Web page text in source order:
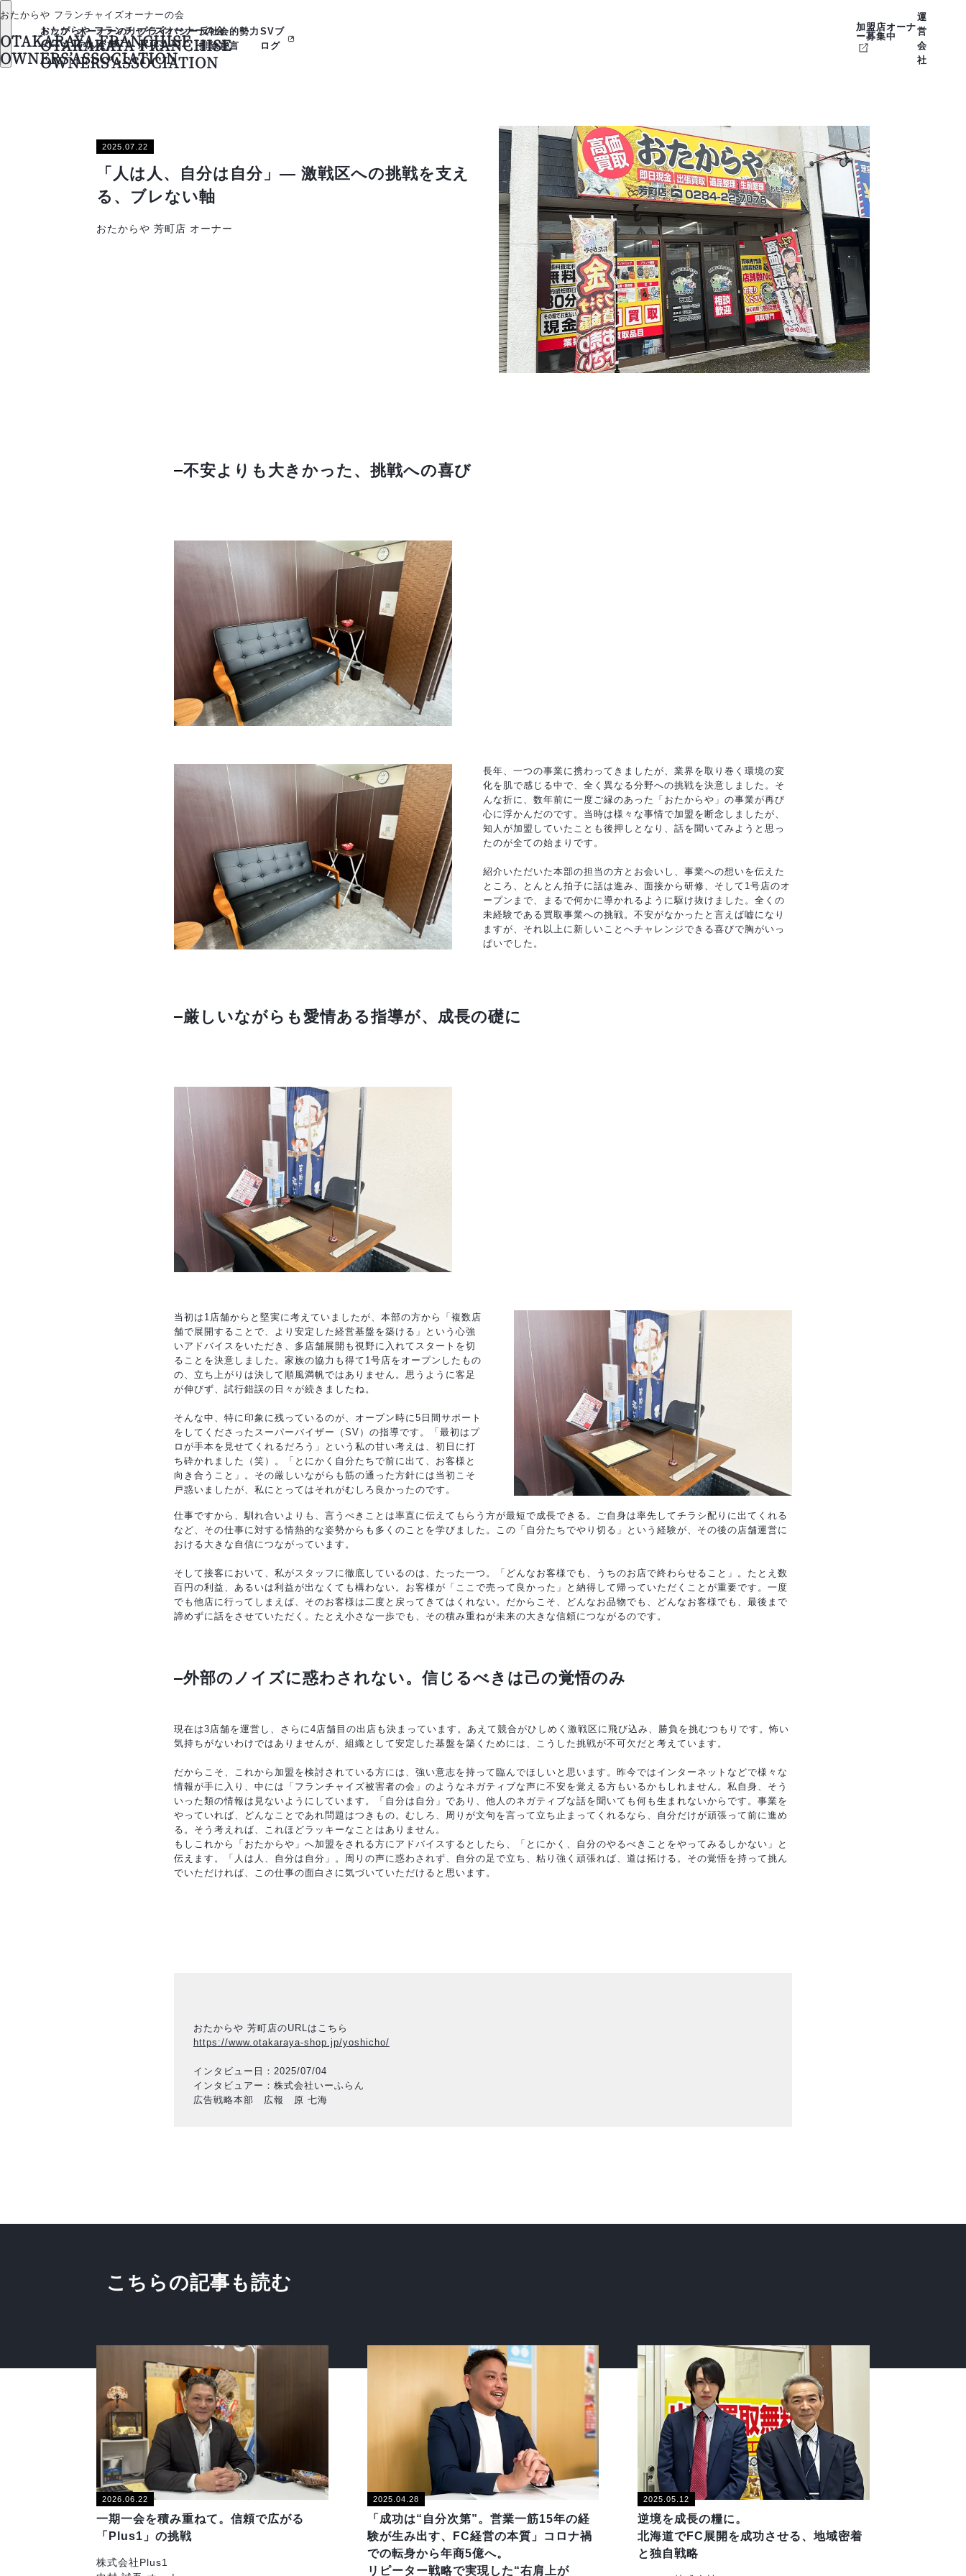
おたからや フランチャイズオーナーの会
OTAKARAYA FRANCHISE
OWNERS’ASSOCIATION
おたからや フランチャイズオーナーの会
OTAKARAYA FRANCHISE
OWNERS’ASSOCIATION
トップ
ページ
オーナーのリ
アルな声
プライバシー
ポリシー
反社会的勢力
排除宣言
SVブ
ログ
加盟店オーナ
ー募集中
運
営
会
社
2025.07.22
「人は人、自分は自分」― 激戦区への挑戦を支え
る、ブレない軸
おたからや 芳町店 オーナー
不安よりも大きかった、挑戦への喜び
長年、一つの事業に携わってきましたが、業界を取り巻く環境の変
化を肌で感じる中で、全く異なる分野への挑戦を決意しました。そ
んな折に、数年前に一度ご縁のあった「おたからや」の事業が再び
心に浮かんだのです。当時は様々な事情で加盟を断念しましたが、
知人が加盟していたことも後押しとなり、話を聞いてみようと思っ
たのが全ての始まりです。
紹介いただいた本部の担当の方とお会いし、事業への想いを伝えた
ところ、とんとん拍子に話は進み、面接から研修、そして1号店のオ
ープンまで、まるで何かに導かれるように駆け抜けました。全くの
未経験である買取事業への挑戦。不安がなかったと言えば嘘になり
ますが、それ以上に新しいことへチャレンジできる喜びで胸がいっ
ぱいでした。
厳しいながらも愛情ある指導が、成長の礎に
当初は1店舗からと堅実に考えていましたが、本部の方から「複数店
舗で展開することで、より安定した経営基盤を築ける」という心強
いアドバイスをいただき、多店舗展開も視野に入れてスタートを切
ることを決意しました。家族の協力も得て1号店をオープンしたもの
の、立ち上がりは決して順風満帆ではありません。思うように客足
が伸びず、試行錯誤の日々が続きましたね。
そんな中、特に印象に残っているのが、オープン時に5日間サポート
をしてくださったスーパーバイザー（SV）の指導です。「最初はプ
ロが手本を見せてくれるだろう」という私の甘い考えは、初日に打
ち砕かれました（笑）。「とにかく自分たちで前に出て、お客様と
向き合うこと」。その厳しいながらも筋の通った方針には当初こそ
戸惑いましたが、私にとってはそれがむしろ良かったのです。
仕事ですから、馴れ合いよりも、言うべきことは率直に伝えてもらう方が最短で成長できる。ご自身は率先してチラシ配りに出てくれる
など、その仕事に対する情熱的な姿勢からも多くのことを学びました。この「自分たちでやり切る」という経験が、その後の店舗運営に
おける大きな自信につながっています。
そして接客において、私がスタッフに徹底しているのは、たった一つ。「どんなお客様でも、うちのお店で終わらせること」。たとえ数
百円の利益、あるいは利益が出なくても構わない。お客様が「ここで売って良かった」と納得して帰っていただくことが重要です。一度
でも他店に行ってしまえば、そのお客様は二度と戻ってきてはくれない。だからこそ、どんなお品物でも、どんなお客様でも、最後まで
諦めずに話をさせていただく。たとえ小さな一歩でも、その積み重ねが未来の大きな信頼につながるのです。
外部のノイズに惑わされない。信じるべきは己の覚悟のみ
現在は3店舗を運営し、さらに4店舗目の出店も決まっています。あえて競合がひしめく激戦区に飛び込み、勝負を挑むつもりです。怖い
気持ちがないわけではありませんが、組織として安定した基盤を築くためには、こうした挑戦が不可欠だと考えています。
だからこそ、これから加盟を検討されている方には、強い意志を持って臨んでほしいと思います。昨今ではインターネットなどで様々な
情報が手に入り、中には「フランチャイズ被害者の会」のようなネガティブな声に不安を覚える方もいるかもしれません。私自身、そう
いった類の情報は見ないようにしています。「自分は自分」であり、他人のネガティブな話を聞いても何も生まれないからです。事業を
やっていれば、どんなことであれ問題はつきもの。むしろ、周りが文句を言って立ち止まってくれるなら、自分だけが頑張って前に進め
る。そう考えれば、これほどラッキーなことはありません。
もしこれから「おたからや」へ加盟をされる方にアドバイスするとしたら、「とにかく、自分のやるべきことをやってみるしかない」と
伝えます。「人は人、自分は自分」。周りの声に惑わされず、自分の足で立ち、粘り強く頑張れば、道は拓ける。その覚悟を持って挑ん
でいただければ、この仕事の面白さに気づいていただけると思います。
おたからや 芳町店のURLはこちら
https://www.otakaraya-shop.jp/yoshicho/
インタビュー日：2025/07/04
インタビュアー：株式会社いーふらん
広告戦略本部 広報 原 七海
こちらの記事も読む
2026.06.22
一期一会を積み重ねて。信頼で広がる
「Plus1」の挑戦
株式会社Plus1
2025.04.28
「成功は“自分次第”。営業一筋15年の経
験が生み出す、FC経営の本質」コロナ禍
での転身から年商5億へ。
リピーター戦略で実現した“右肩上が
2025.05.12
逆境を成長の糧に。
北海道でFC展開を成功させる、地域密着
と独自戦略